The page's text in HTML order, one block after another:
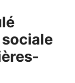
sociale